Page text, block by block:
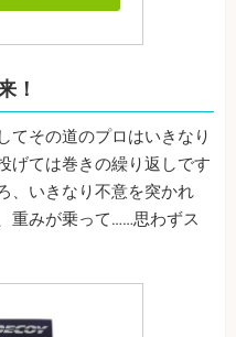
！
てその道のプロはいきなり
げては巻きの繰り返しです
、いきなり不意を突かれ
重みが乗って……思わずス